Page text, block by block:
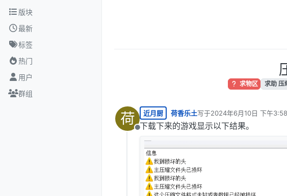
跳转至内容
版块
最新
标签
热门
用户
群组
求物区 求助 压
荷
离线
近月厨 荷香乐土写于2024年6月10日 下午3:58
最后由 编辑
下载下来的游戏显示以下结果。